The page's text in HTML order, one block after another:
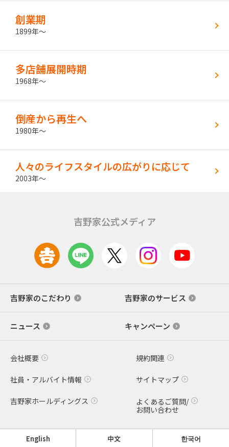
創業期
1899年〜
多店舗展開時期
1968年〜
倒産から再生へ
1980年〜
人々のライフスタイルの広がりに応じて
2003年〜
吉野家公式メディア
吉野家のこだわり 吉野家のサービス
ニュース キャンペーン
会社概要 規約関連
社員・アルバイト情報 サイトマップ
吉野家ホールディングス
よくあるご質問/
お問い合わせ
English 中文 한국어